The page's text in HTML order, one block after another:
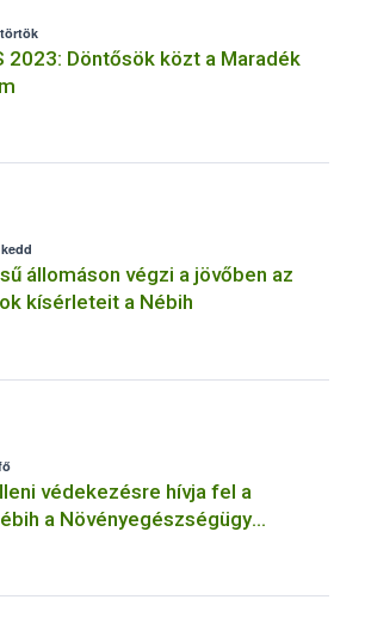
2023: Döntősök közt a Maradék
állomáson végzi a jövőben az
kísérleteit a Nébih
védekezésre hívja fel a
a Növényegészségügy
alkalmából